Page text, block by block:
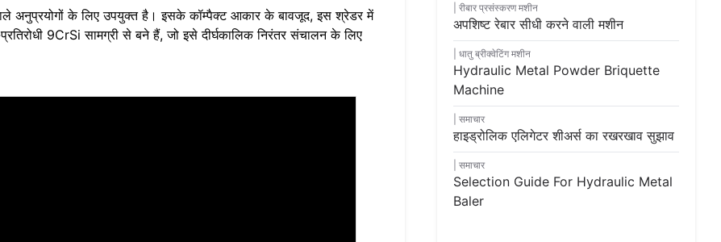
अनुप्रयोगों के लिए उपयुक्त है। इसके कॉम्पैक्ट आकार के बावजूद, इस श्रेडर में
9CrSi सामग्री से बने हैं, जो इसे दीर्घकालिक निरंतर संचालन के लिए
रीबार प्रसंस्करण मशीन
अपशिष्ट रेबार सीधी करने वाली मशीन
धातु ब्रीक्वेटिंग मशीन
Hydraulic Metal Powder Briquette
Machine
समाचार
हाइड्रोलिक एलिगेटर शीअर्स का रखरखाव सुझाव
समाचार
Selection Guide For Hydraulic Metal
Baler